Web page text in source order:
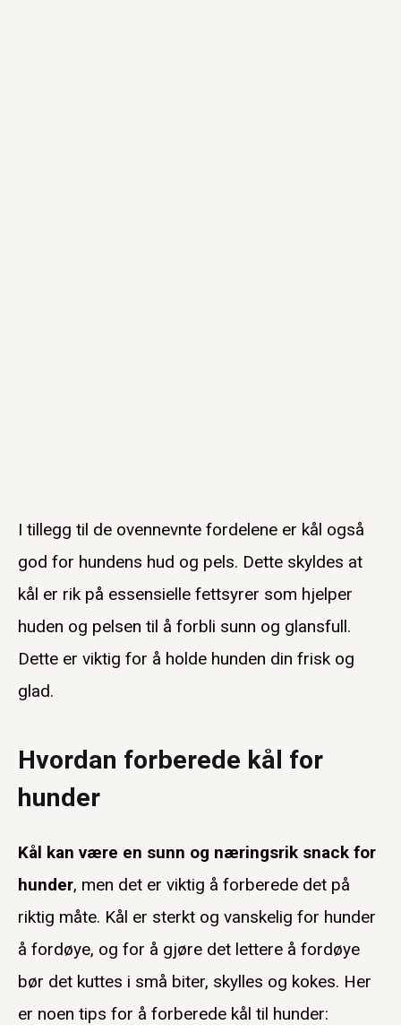
I tillegg til de ovennevnte fordelene er kål også
god for hundens hud og pels. Dette skyldes at
kål er rik på essensielle fettsyrer som hjelper
huden og pelsen til å forbli sunn og glansfull.
Dette er viktig for å holde hunden din frisk og
glad.
Hvordan forberede kål for
hunder
Kål kan være en sunn og næringsrik snack for
hunder, men det er viktig å forberede det på
riktig måte. Kål er sterkt og vanskelig for hunder
å fordøye, og for å gjøre det lettere å fordøye
bør det kuttes i små biter, skylles og kokes. Her
er noen tips for å forberede kål til hunder: